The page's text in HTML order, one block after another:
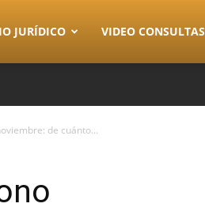
JURÍDICO VIDEO CONSULTAS
de cuánto...